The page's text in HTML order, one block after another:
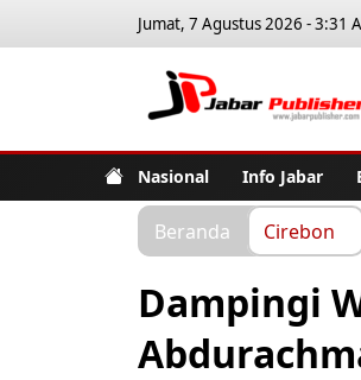
Jumat, 7 Agustus 2026 - 3:31
Nasional Info Jabar
Beranda Cirebon
Dampingi